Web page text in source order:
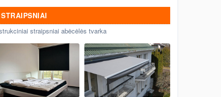
STRAIPSNIAI
straipsniai abėcėlės tvarka